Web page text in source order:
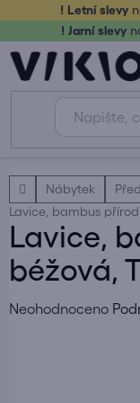
obsah
! Letní slevy
! Jarní slevy
DomůNábytek
Lavice, bambus
Lavice,
béžová,
Průměrné
Neohodnoceno